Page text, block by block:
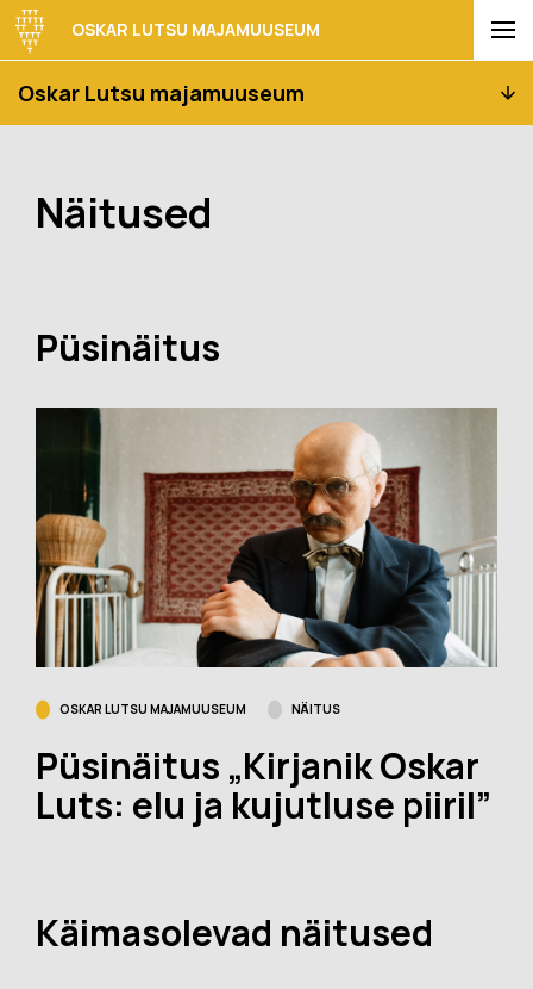
Oskar Lutsu majamuuseum
OSKAR LUTSU MAJAMUUSEUM
Näitused
Püsinäitus
OSKAR LUTSU MAJAMUUSEUM NÄITUS
Püsinäitus „Kirjanik Oskar
Luts: elu ja kujutluse piiril”
Käimasolevad näitused